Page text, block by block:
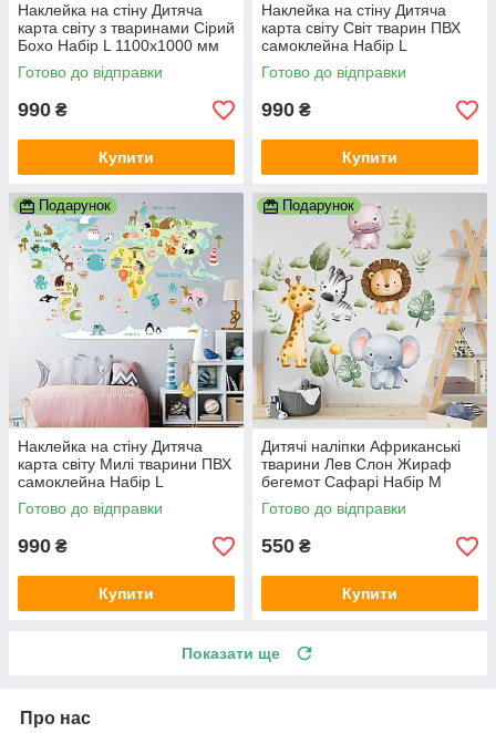
Наклейка на стіну Дитяча
карта світу з тваринами Сірий
Бохо Набір L 1100х1000 мм
матова Happy Pocket
Готово до відправки
990 ₴
Купити
Наклейка на стіну Дитяча
карта світу Світ тварин ПВХ
самоклейна Набір L
1100х1000 мм матова Happy
Pocket
Готово до відправки
990 ₴
Купити
Подарунок
Наклейка на стіну Дитяча
карта світу Милі тварини ПВХ
самоклейна Набір L
1100х1000 мм матова Happy
Pocket
Готово до відправки
990 ₴
Купити
Подарунок
Дитячі наліпки Африканські
тварини Лев Слон Жираф
бегемот Сафарі Набір M
1100х500 мм матова Happy
Pocket
Готово до відправки
550 ₴
Купити
Показати ще
Про нас